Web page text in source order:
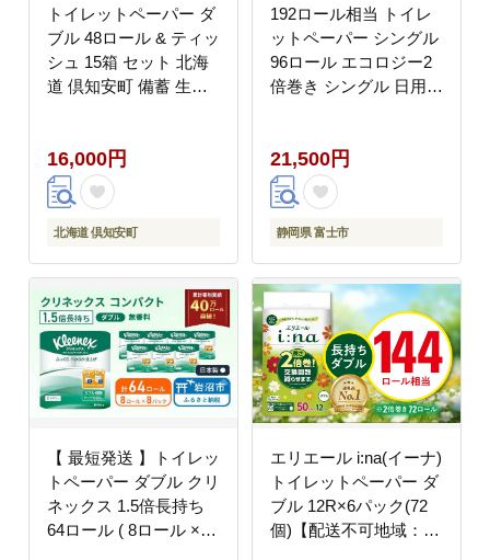
トイレットペーパー ダ
ブル 48ロール & ティッ
シュ 15箱 セット 北海
道 倶知安町 備蓄 生活
16,000円
北海道 倶知安町
192ロール相当 トイレ
ットペーパー シングル
96ロール エコロジー2
倍巻き シングル 日用品
21,500円
静岡県 富士市
【 最短発送 】トイレッ
トペーパー ダブル クリ
ネックス 1.5倍長持ち
64ロール ( 8ロール × 8
エリエール i:na(イーナ)
トイレットペーパー ダ
ブル 12R×6パック(72
個)【配送不可地域：離